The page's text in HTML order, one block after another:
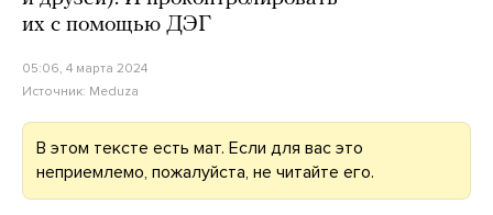
их с помощью ДЭГ
05:06, 4 марта 2024
Источник: Meduza
В этом тексте есть мат. Если для вас это
неприемлемо, пожалуйста, не читайте его.